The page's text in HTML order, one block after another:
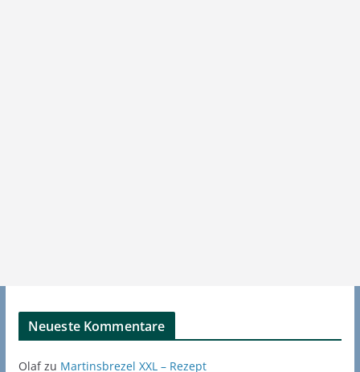
Neueste Kommentare
Olafzu Martinsbrezel XXL – Rezept